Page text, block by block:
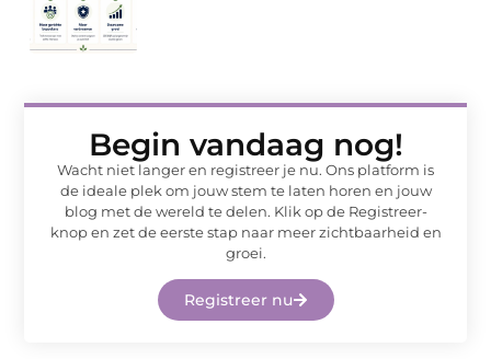
Begin vandaag nog!
Wacht niet langer en registreer je nu. Ons platform is
de ideale plek om jouw stem te laten horen en jouw
blog met de wereld te delen. Klik op de Registreer-
knop en zet de eerste stap naar meer zichtbaarheid en
groei.
Registreer nu